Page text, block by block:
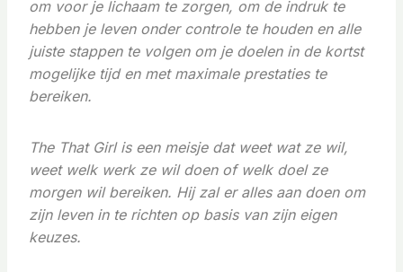
om voor je lichaam te zorgen, om de indruk te
hebben je leven onder controle te houden en alle
juiste stappen te volgen om je doelen in de kortst
mogelijke tijd en met maximale prestaties te
bereiken.
The That Girl is een meisje dat weet wat ze wil,
weet welk werk ze wil doen of welk doel ze
morgen wil bereiken. Hij zal er alles aan doen om
zijn leven in te richten op basis van zijn eigen
keuzes.